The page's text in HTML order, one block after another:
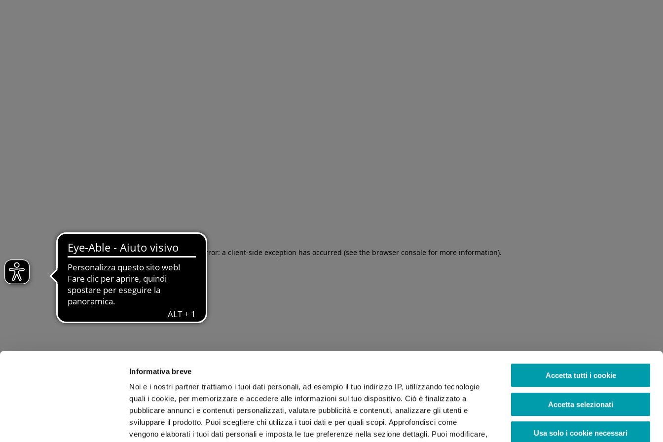
Informativa breve
Noi e i nostri partner trattiamo i tuoi dati personali, ad esempio il tuo indirizzo IP, utilizzando tecnologie
quali i cookie, per memorizzare e accedere alle informazioni sul tuo dispositivo. Ciò è finalizzato a
pubblicare annunci e contenuti personalizzati, valutare pubblicità e contenuti, analizzare gli utenti e
sviluppare il prodotto. Puoi scegliere chi utilizza i tuoi dati e per quali scopi. Approfondisci come
vengono elaborati i tuoi dati personali e imposta le tue preferenze nella sezione dettagli. Puoi modificare,
Accetta tutti i cookie
Accetta selezionati
Usa solo i cookie necessari
Application error: a client-side exception has occurred (see the browser console for more information).